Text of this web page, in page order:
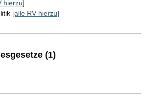
hierzu]
[alle RV hierzu]
(1)